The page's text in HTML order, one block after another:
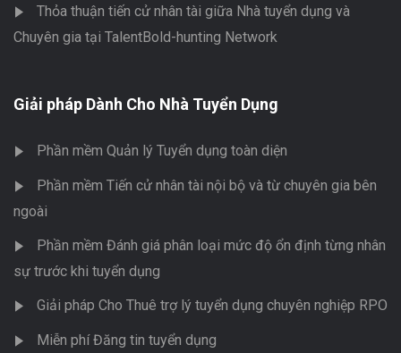
Thỏa thuận tiến cử nhân tài giữa Nhà tuyển dụng và
Chuyên gia tại TalentBold-hunting Network
Giải pháp Dành Cho Nhà Tuyển Dụng
Phần mềm Quản lý Tuyển dụng toàn diện
Phần mềm Tiến cử nhân tài nội bộ và từ chuyên gia bên
ngoài
Phần mềm Đánh giá phân loại mức độ ổn định từng nhân
sự trước khi tuyển dụng
Giải pháp Cho Thuê trợ lý tuyển dụng chuyên nghiệp RPO
Miễn phí Đăng tin tuyển dụng